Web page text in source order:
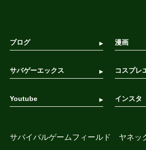
サバイバルゲームフィールド ヤネッ
ブログ 漫画
サバゲーエックス コスプレ
Youtube インスタ